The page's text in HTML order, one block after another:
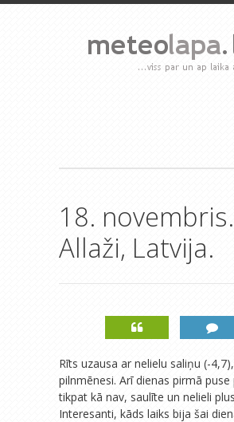
18. novembris.
Allaži, Latvija.
Rīts uzausa ar nelielu saliņu (-
pilnmēnesi. Arī dienas pirmā puse
tikpat kā nav, saulīte un nelieli
Interesanti, kāds laiks bija šai